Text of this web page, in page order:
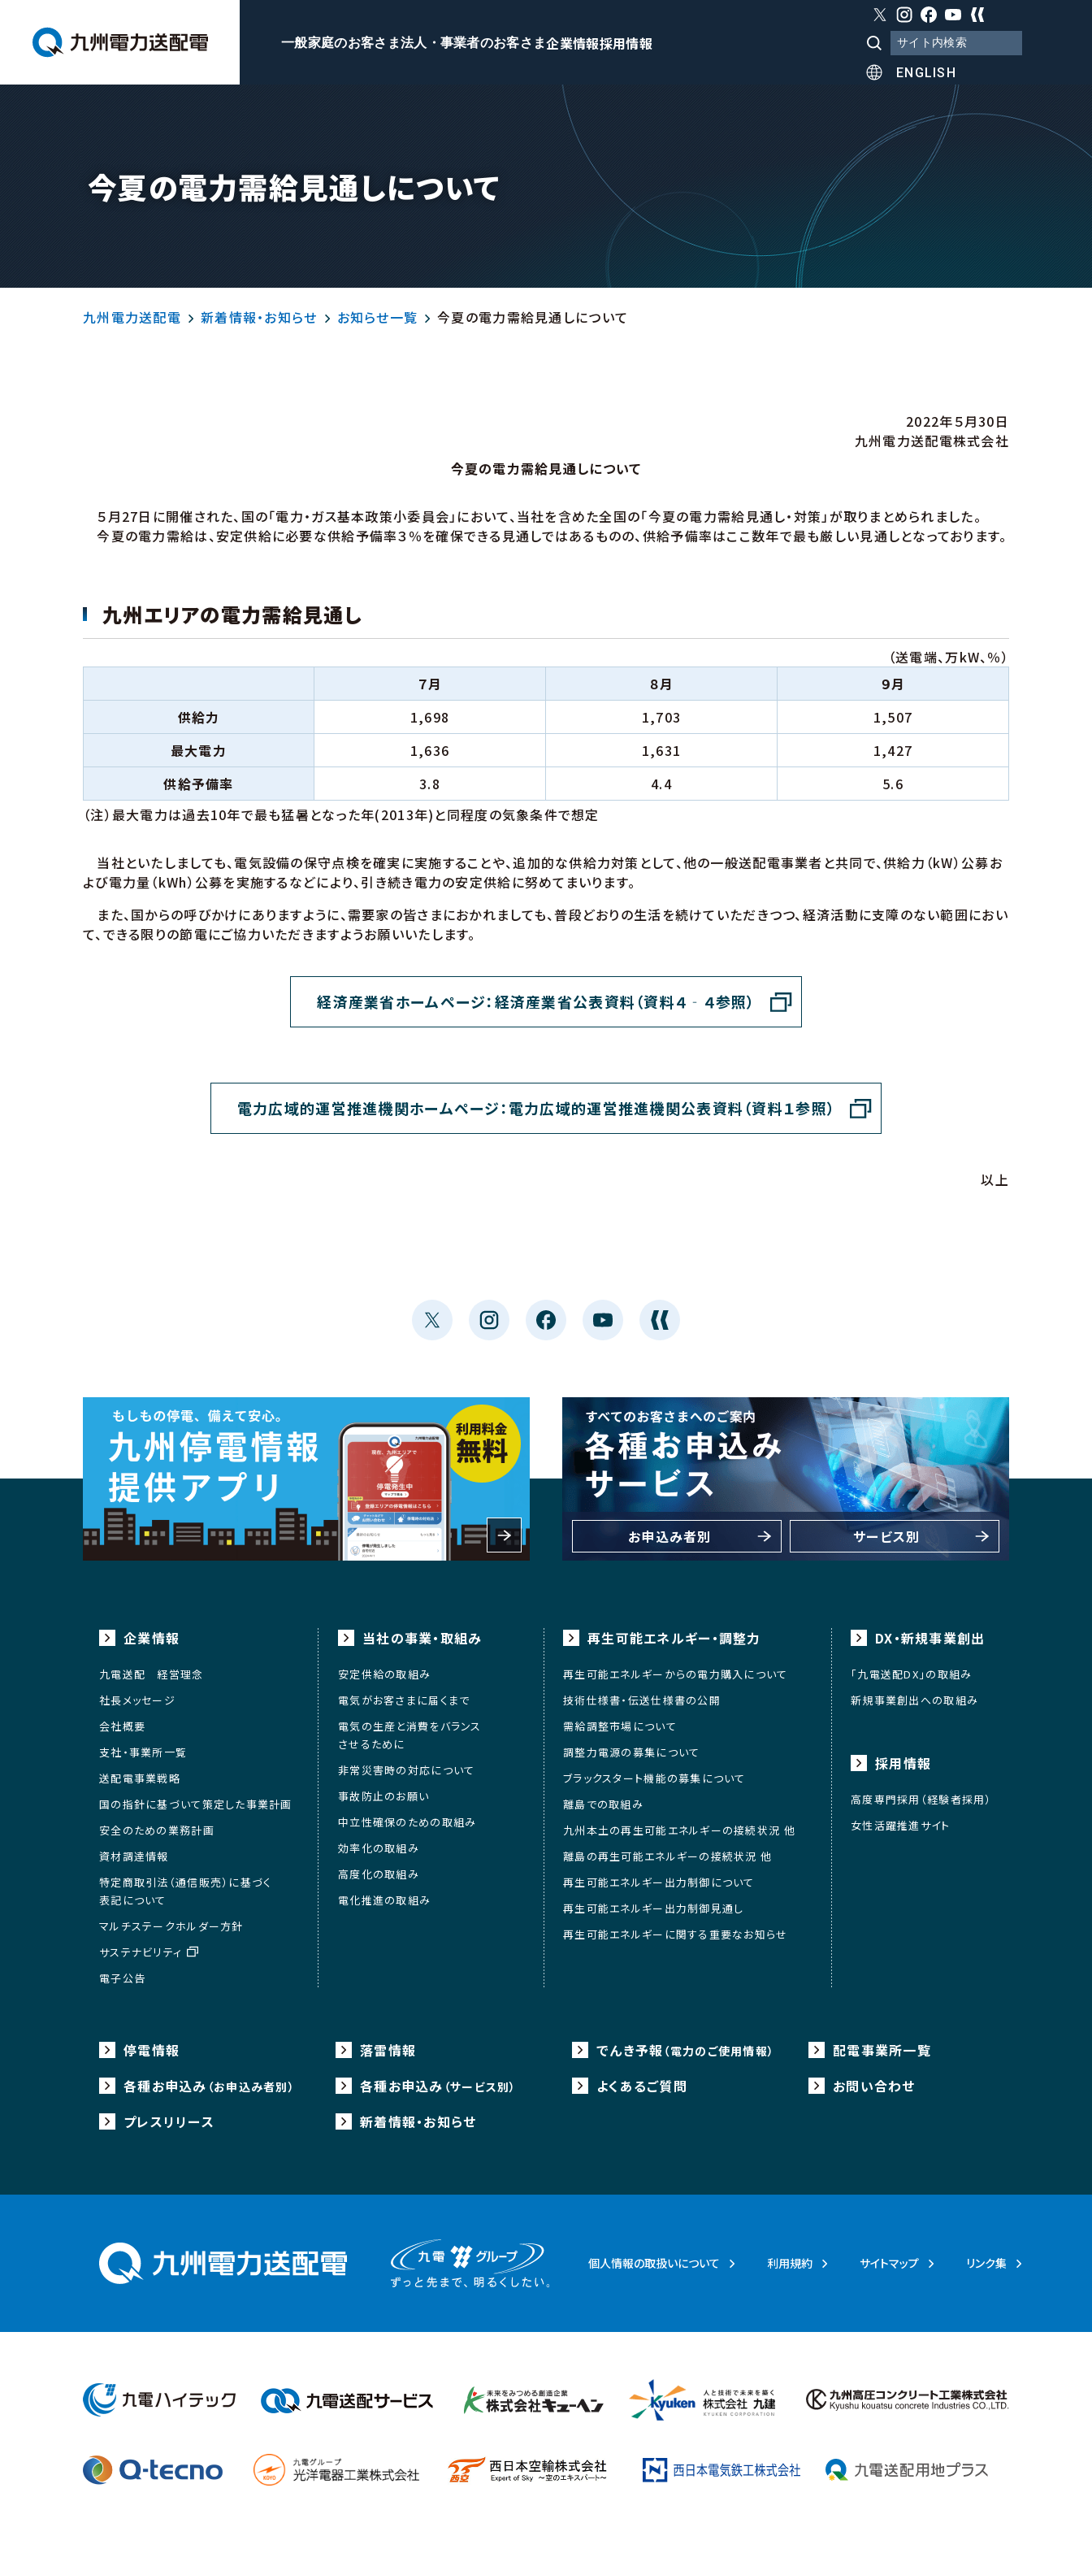
一般家庭のお客さま法人・事業者のお客さま企業情報採用情報
ENGLISH
今夏の電力需給見通しについて
九州電力送配電 新着情報・お知らせ お知らせ一覧 今夏の電力需給見通しについて
2022年５月30日
九州電力送配電株式会社
今夏の電力需給見通しについて
５月27日に開催された、国の「電力・ガス基本政策小委員会」において、当社を含めた全国の「今夏の電力需給見通し・対策」が取りまとめられました。
今夏の電力需給は、安定供給に必要な供給予備率３％を確保できる見通しではあるものの、供給予備率はここ数年で最も厳しい見通しとなっております。
九州エリアの電力需給見通し
（送電端、万kW、％）
７月
８月
９月
供給力
1,698 1,703
1,507
最大電力
1,636 1,631
1,427
供給予備率
3.8 4.4
5.6
（注）最大電力は過去10年で最も猛暑となった年(2013年)と同程度の気象条件で想定
当社といたしましても、電気設備の保守点検を確実に実施することや、追加的な供給力対策として、他の一般送配電事業者と共同で、供給力（kW）公募お
よび電力量（kWh）公募を実施するなどにより、引き続き電力の安定供給に努めてまいります。
また、国からの呼びかけにありますように、需要家の皆さまにおかれましても、普段どおりの生活を続けていただきつつ、経済活動に支障のない範囲におい
て、できる限りの節電にご協力いただきますようお願いいたします。
経済産業省ホームページ：経済産業省公表資料（資料４‐４参照）
電力広域的運営推進機関ホームページ：電力広域的運営推進機関公表資料（資料１参照）
以上
お申込み者別 サービス別
企業情報
九電送配 経営理念
社長メッセージ
会社概要
支社・事業所一覧
送配電事業戦略
国の指針に基づいて策定した事業計画
安全のための業務計画
資材調達情報
特定商取引法（通信販売）に基づく
表記について
マルチステークホルダー方針
サステナビリティ
電子公告
当社の事業・取組み
安定供給の取組み
電気がお客さまに届くまで
電気の生産と消費をバランス
させるために
非常災害時の対応について
事故防止のお願い
中立性確保のための取組み
効率化の取組み
高度化の取組み
電化推進の取組み
再生可能エネルギー・調整力
再生可能エネルギーからの電力購入について
技術仕様書・伝送仕様書の公開
需給調整市場について
調整力電源の募集について
ブラックスタート機能の募集について
離島での取組み
九州本土の再生可能エネルギーの接続状況 他
離島の再生可能エネルギーの接続状況 他
再生可能エネルギー出力制御について
再生可能エネルギー出力制御見通し
再生可能エネルギーに関する重要なお知らせ
DX・新規事業創出
「九電送配DX」の取組み
新規事業創出への取組み
採用情報
高度専門採用（経験者採用）
女性活躍推進サイト
停電情報 落雷情報 でんき予報 （電力のご使用情報）
配電事業所一覧
各種お申込み （お申込み者別） 各種お申込み （サービス別） よくあるご質問
お問い合わせ
プレスリリース
新着情報・お知らせ
個人情報の取扱いについて 利用規約 サイトマップ リンク集